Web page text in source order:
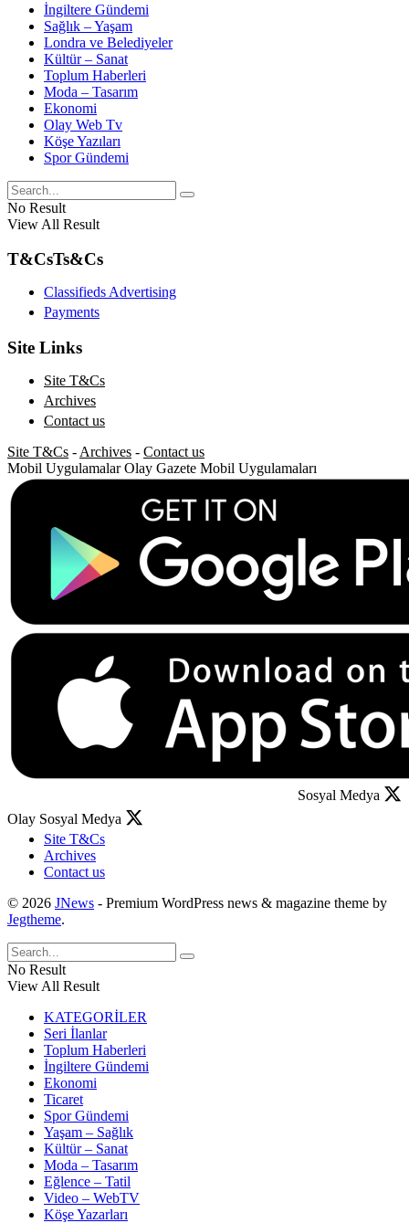
İngiltere Gündemi
Sağlık – Yaşam
Londra ve Belediyeler
Kültür – Sanat
Toplum Haberleri
Moda – Tasarım
Ekonomi
Olay Web Tv
Köşe Yazıları
Spor Gündemi
No Result
View All Result
T&CsTs&Cs
Classifieds Advertising
Payments
Site Links
Site T&Cs
Archives
Contact us
Site T&Cs - Archives - Contact us
Mobil Uygulamalar Olay Gazete Mobil Uygulamaları
Sosyal Medya
Olay Sosyal Medya
Site T&Cs
Archives
Contact us
© 2026 JNews - Premium WordPress news & magazine theme by
Jegtheme.
No Result
View All Result
KATEGORİLER
Seri İlanlar
Toplum Haberleri
İngiltere Gündemi
Ekonomi
Ticaret
Spor Gündemi
Yaşam – Sağlık
Kültür – Sanat
Moda – Tasarım
Eğlence – Tatil
Video – WebTV
Köşe Yazarları